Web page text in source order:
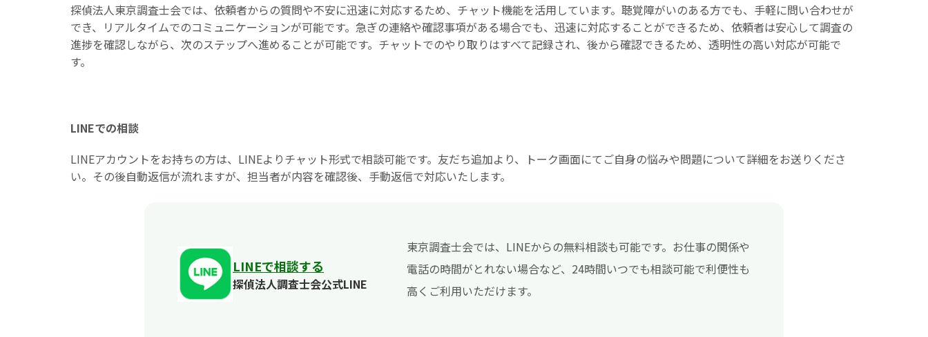
探偵法人東京調査士会では、依頼者からの質問や不安に迅速に対応するため、チャット機能を活用しています。聴覚障がいのある方でも、手軽に問い合わせが
でき、リアルタイムでのコミュニケーションが可能です。急ぎの連絡や確認事項がある場合でも、迅速に対応することができるため、依頼者は安心して調査の
進捗を確認しながら、次のステップへ進めることが可能です。チャットでのやり取りはすべて記録され、後から確認できるため、透明性の高い対応が可能で
す。
LINEでの相談
LINEアカウントをお持ちの方は、LINEよりチャット形式で相談可能です。友だち追加より、トーク画面にてご自身の悩みや問題について詳細をお送りくださ
い。その後自動返信が流れますが、担当者が内容を確認後、手動返信で対応いたします。
LINEで相談する
探偵法人調査士会公式LINE
東京調査士会では、LINEからの無料相談も可能です。お仕事の関係や
電話の時間がとれない場合など、24時間いつでも相談可能で利便性も
高くご利用いただけます。